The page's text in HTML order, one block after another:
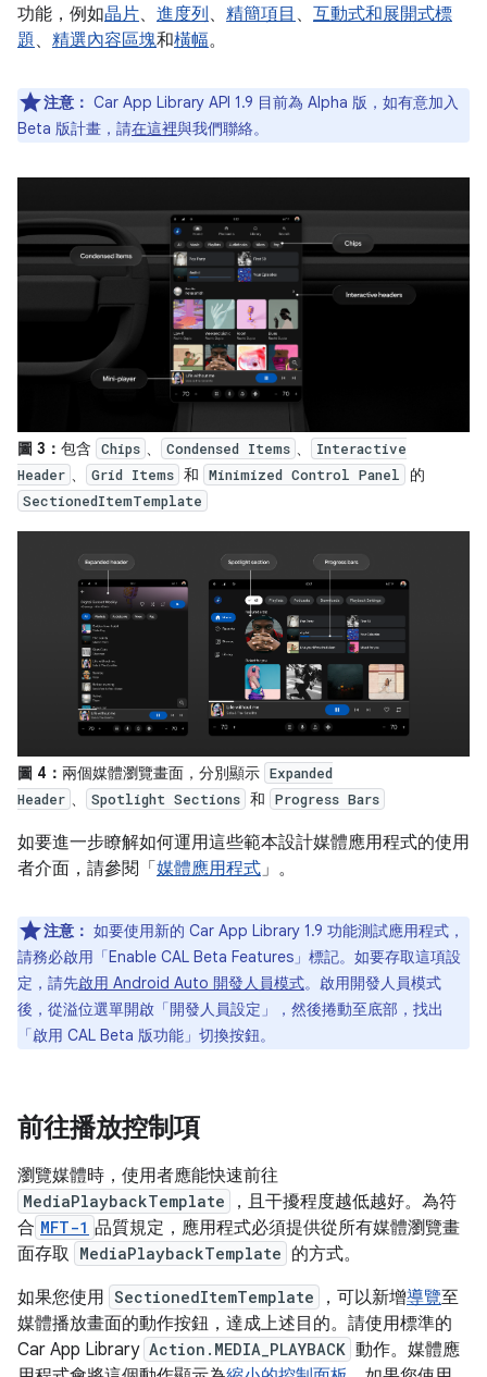
功能，例如晶片、 進度列 、 精簡項目 、 互動式和展開式標
題、 精選內容區塊和橫幅。
注意： Car App Library API 1.9 目前為 Alpha 版，如有意加入
Beta 版計畫，請在這裡與我們聯絡。
圖 3： 包含 Chips 、 Condensed Items 、
Interactive
Header 、 Grid Items 和 Minimized Control Panel 的
SectionedItemTemplate
圖 4： 兩個媒體瀏覽畫面，分別顯示 Expanded
Header 、 Spotlight Sections 和 Progress Bars
如要進一步瞭解如何運用這些範本設計媒體應用程式的使用
者介面，請參閱「 媒體應用程式」。
注意： 如要使用新的 Car App Library 1.9 功能測試應用程式，
請務必啟用「Enable CAL Beta Features」 標記。如要存取這項設
定，請先啟用 Android Auto 開發人員模式。啟用開發人員模式
後，從溢位選單開啟「開發人員設定」
，然後捲動至底部，找出
「啟用 CAL Beta 版功能」 切換按鈕。
前往播放控制項
瀏覽媒體時，使用者應能快速前往
MediaPlaybackTemplate
，且干擾程度越低越好。為符
合 MFT-1 品質規定，應用程式必須提供從所有媒體瀏覽畫
面存取 MediaPlaybackTemplate 的方式。
如果您使用 SectionedItemTemplate ，可以新增導覽至
媒體播放畫面的動作按鈕，達成上述目的。請使用標準的
Car App Library Action.MEDIA_PLAYBACK 動作。媒體應